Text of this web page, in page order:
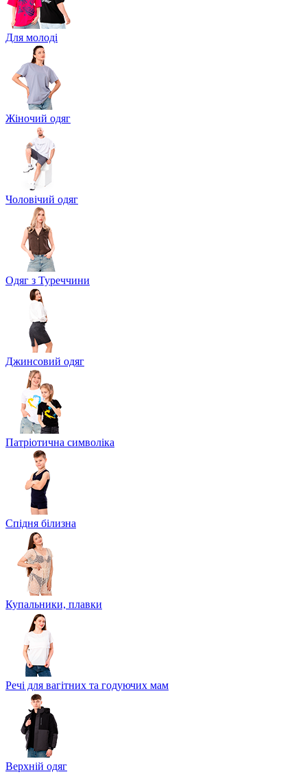
Для молоді
Жіночий одяг
Чоловічий одяг
Одяг з Туреччини
Джинсовий одяг
Патріотична символіка
Спідня білизна
Купальники, плавки
Речі для вагітних та годуючих мам
Верхній одяг